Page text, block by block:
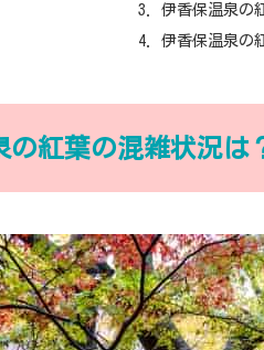
伊香保温泉の
伊香保温泉の
の紅葉の混雑状況は